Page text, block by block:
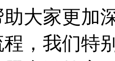
助大家更加
，我们特